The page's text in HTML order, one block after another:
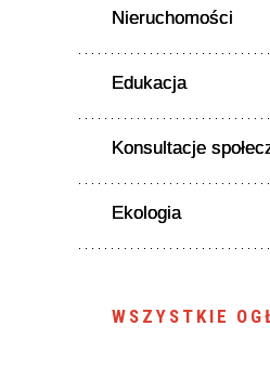
Nieruchomości
Edukacja
Konsultacje
Ekologia
WSZYSTKIE